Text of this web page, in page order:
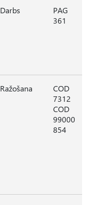
Darbs
PAG
361
Ražošana
COD
7312
COD
99000
854